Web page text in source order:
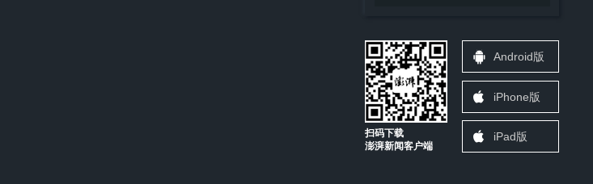
扫码下载
澎湃新闻客户端
Android版
iPhone版
iPad版